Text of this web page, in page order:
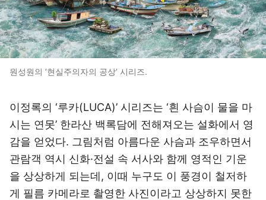
원성원의 ‘현실주의자의 공상’ 시리즈.
이정록의 ‘루카(LUCA)’ 시리즈는 ‘흰 사슴이 물을 마
시는 연못’ 한라산 백록담에 전해져오는 설화에서 영
감을 얻었다. 그림처럼 아름다운 사슴과 조우하면서
관람객 역시 신화·전설 속 서사와 함께 영적인 기운
을 상상하게 되는데, 이때 누구도 이 풍경이 철저하
게 필름 카메라로 촬영한 사진이라고 상상하지 못한